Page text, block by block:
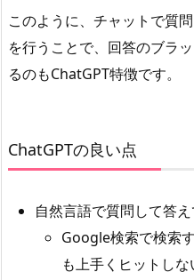
このように、チャットで質
を行うことで、回答のブラ
るのもChatGPT特徴です。
ChatGPTの良い点
自然言語で質問して答
Google検索で検索
も上手くヒットし